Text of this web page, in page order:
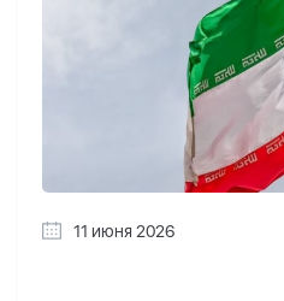
11 июня 2026